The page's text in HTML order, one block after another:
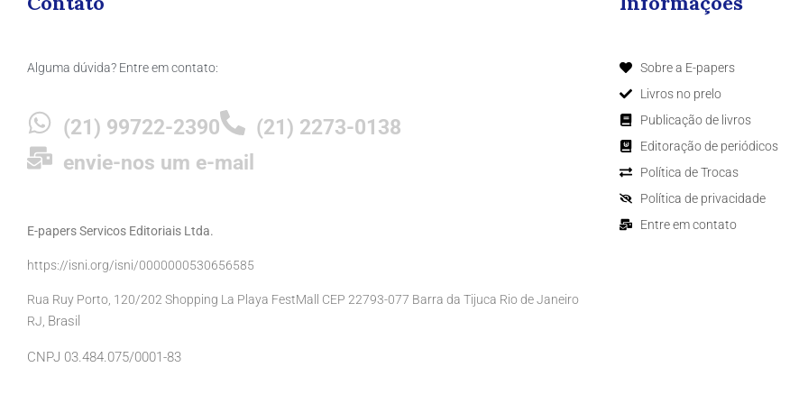
Alguma dúvida? Entre em contato:
(21) 99722-2390
(21) 2273-0138
envie-nos um e-mail
E-papers Servicos Editoriais Ltda.
https://isni.org/isni/0000000530656585
Rua Ruy Porto, 120/202 Shopping La Playa FestMall CEP 22793-077 Barra da Tijuca Rio de Janeiro
RJ, Brasil
CNPJ 03.484.075/0001-83
Sobre a E-papers
Livros no prelo
Publicação de livros
Editoração de periódicos
Política de Trocas
Política de privacidade
Entre em contato